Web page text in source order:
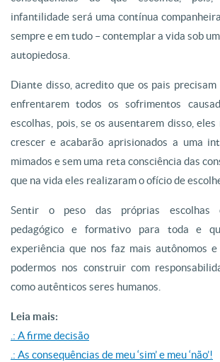
infantilidade será uma contínua
sempre e em tudo – contemplar a vida sob
autopiedosa.
Diante disso, acredito que os pais
enfrentarem todos os sofrimentos
escolhas, pois, se os ausentarem disso, eles
crescer e acabarão aprisionados a uma
mimados e sem uma reta consciência das
que na vida eles realizaram o ofício de
Sentir o peso das próprias escolhas
pedagógico e formativo para toda e
experiência que nos faz mais autônomos
podermos nos construir com
como autênticos seres humanos.
Leia mais:
.: A firme decisão
.: As consequências de meu ‘sim’ e meu ‘não’!